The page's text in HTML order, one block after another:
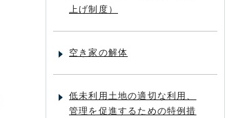
上げ制度）
空き家の解体
低未利用土地の適切な利用、
管理を促進するための特例措